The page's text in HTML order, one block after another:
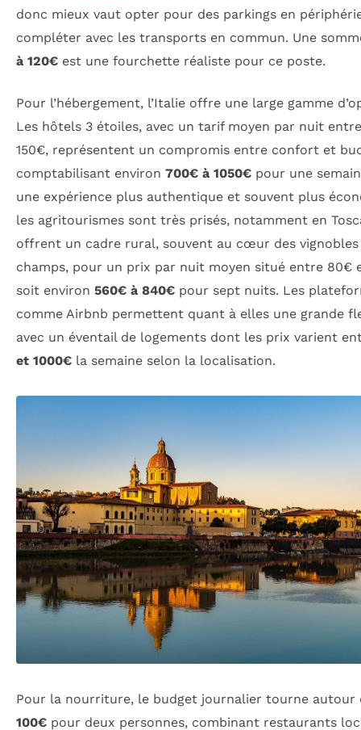
donc mieux vaut opter pour des parkings en
compléter avec les transports en commun. Une
à 120€ est une fourchette réaliste pour ce poste.
Pour l’hébergement, l’Italie offre une large gamme
Les hôtels 3 étoiles, avec un tarif moyen par nuit
150€, représentent un compromis entre confort et
comptabilisant environ 700€ à 1050€ pour une
une expérience plus authentique et souvent plus
les agritourismes sont très prisés, notamment en
offrent un cadre rural, souvent au cœur des vignobles
champs, pour un prix par nuit moyen situé entre 80€
soit environ 560€ à 840€ pour sept nuits. Les
comme Airbnb permettent quant à elles une grande
avec un éventail de logements dont les prix varient
et 1000€ la semaine selon la localisation.
Pour la nourriture, le budget journalier tourne autour
100€ pour deux personnes, combinant restaurants